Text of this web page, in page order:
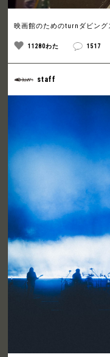
映画館のためのturnダビング
11280わた 1517
staff